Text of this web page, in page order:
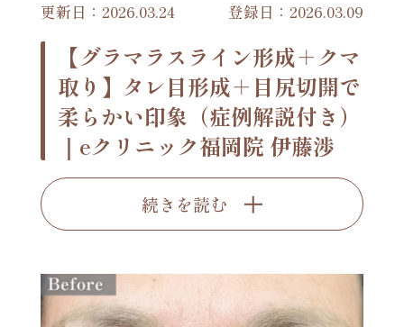
更新日：2026.03.24 登録日：2026.03.09
【グラマラスライン形成＋クマ
取り】タレ目形成＋目尻切開で
柔らかい印象（症例解説付き）
｜eクリニック福岡院 伊藤渉
続きを読む